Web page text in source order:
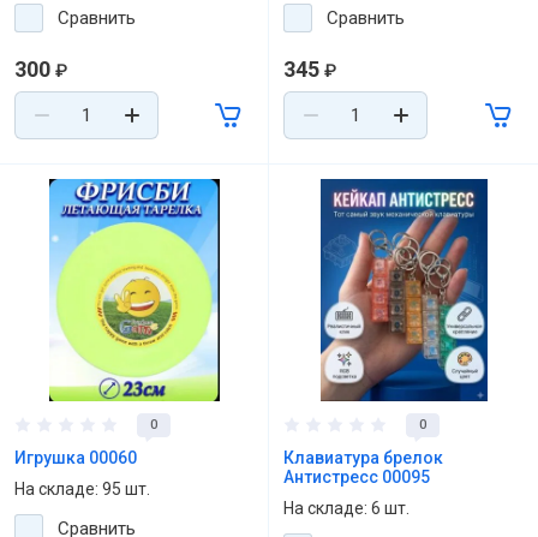
Сравнить
300 ₽
Сравнить
345 ₽
0
Игрушка 00060
На складе: 95 шт.
Сравнить
0
Клавиатура брелок
Антистресс 00095
На складе: 6 шт.